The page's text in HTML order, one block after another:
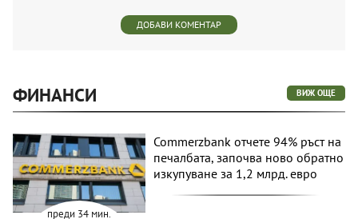
ДОБАВИ КОМЕНТАР
ФИНАНСИ ВИЖ ОЩЕ
преди 34 мин.
Commerzbank отчете 94% ръст на
печалбата, започва ново обратно
изкупуване за 1,2 млрд. евро